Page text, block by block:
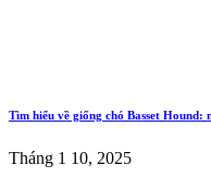
Tìm hiểu về giống chó Basset Hound:
Tháng 1 10, 2025